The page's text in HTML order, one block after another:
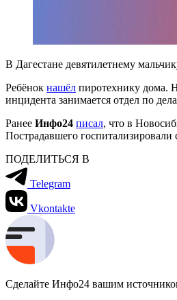
В Дагестане девятилетнему
Ребёнок нашёл пиротехнику дома.
инцидента занимается отдел по
Ранее Инфо24 писал, что в
Пострадавшего
ПОДЕЛИТЬСЯ В
Telegram
Vkontakte
Сделайте Инфо24 вашим